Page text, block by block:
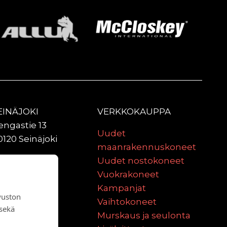
13
Seinäjoki
VERKKOKAUPPA
Uudet
maanrakennuskoneet
Uudet nostokoneet
Vuokrakoneet
Kampanjat
Vaihtokoneet
Murskaus ja seulonta